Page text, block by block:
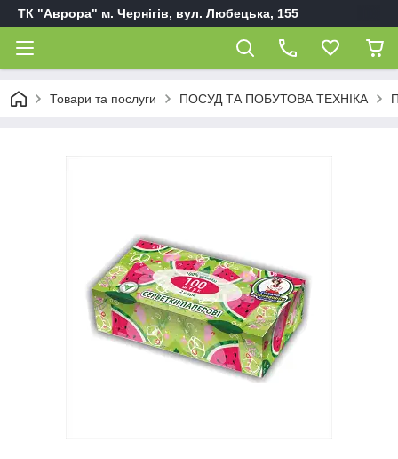
ТК "Аврора" м. Чернігів, вул. Любецька, 155
Товари та послуги ПОСУД ТА ПОБУТОВА ТЕХНІКА